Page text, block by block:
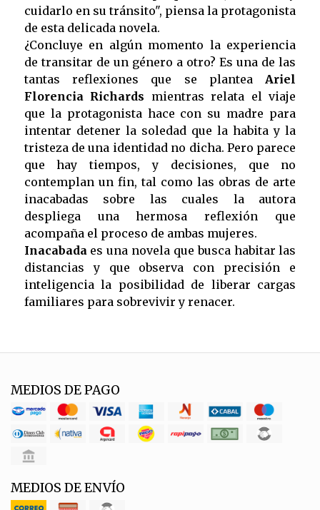
cuidarlo en su tránsito", piensa la protagonista
de esta delicada novela.
¿Concluye en algún momento la experiencia
de transitar de un género a otro? Es una de las
tantas reflexiones que se plantea Ariel
Florencia Richards mientras relata el viaje
que la protagonista hace con su madre para
intentar detener la soledad que la habita y la
tristeza de una identidad no dicha. Pero parece
que hay tiempos, y decisiones, que no
contemplan un fin, tal como las obras de arte
inacabadas sobre las cuales la autora
despliega una hermosa reflexión que
acompaña el proceso de ambas mujeres.
Inacabada es una novela que busca habitar las
distancias y que observa con precisión e
inteligencia la posibilidad de liberar cargas
familiares para sobrevivir y renacer.
MEDIOS DE PAGO
MEDIOS DE ENVÍO